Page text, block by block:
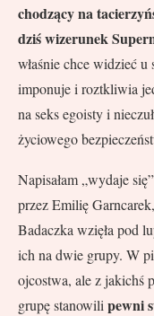
chodzący na
dziś wizerunek
właśnie chce widzieć
imponuje i roztkliwia
na seks egoisty i
życiowego
Napisałam „wydaje
przez Emilię
Badaczka wzięła pod
ich na dwie grupy. W
ojcostwa, ale z jakichś
grupę stanowili pewni